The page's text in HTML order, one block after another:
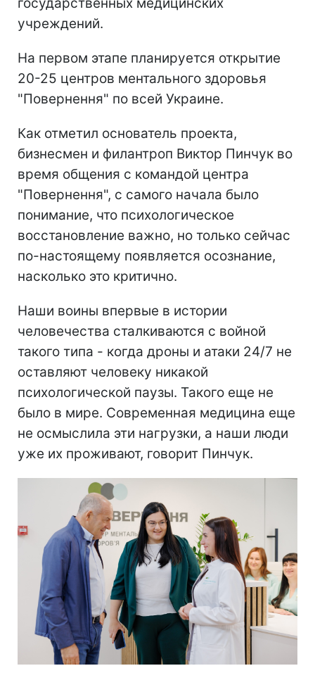
учреждений.
На первом этапе планируется открытие
20-25 центров ментального здоровья
"Повернення" по всей Украине.
Как отметил основатель проекта,
бизнесмен и филантроп Виктор Пинчук во
время общения с командой центра
"Повернення", с самого начала было
понимание, что психологическое
восстановление важно, но только сейчас
по-настоящему появляется осознание,
насколько это критично.
Наши воины впервые в истории
человечества сталкиваются с войной
такого типа - когда дроны и атаки 24/7 не
оставляют человеку никакой
психологической паузы. Такого еще не
было в мире. Современная медицина еще
не осмыслила эти нагрузки, а наши люди
уже их проживают, говорит Пинчук.